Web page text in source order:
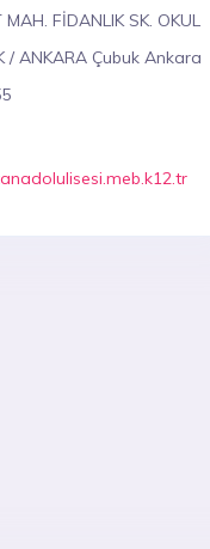
MAH. FİDANLIK SK. OKUL
/ ANKARA Çubuk Ankara